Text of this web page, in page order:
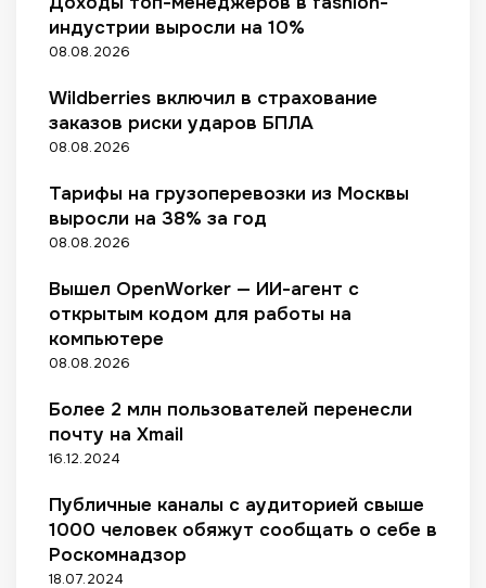
т
е
»
т
р
а
н
ы
е
р
ы
н
а
р
у
м
н
т
а
а
с
ш
р
е
у
д
и
о
р
и
и
i
c
s
а
с
с
а
з
а
о
н
о
в
е
т
д
и
к
е
в
а
р
в
в
к
т
е
а
к
у
ь
е
р
в
и
о
в
щ
к
о
в
у
х
н
у
а
р
о
е
й
в
0
2
5
о
о
р
р
о
г
а
м
м
и
индустрии выросли на 10%
08.08.2026
Wildberries включил в страхование
заказов риски ударов БПЛА
08.08.2026
Тарифы на грузоперевозки из Москвы
выросли на 38% за год
08.08.2026
Вышел OpenWorker — ИИ-агент с
открытым кодом для работы на
компьютере
08.08.2026
Более 2 млн пользователей перенесли
почту на Xmail
16.12.2024
Публичные каналы с аудиторией свыше
1000 человек обяжут сообщать о себе в
Роскомнадзор
18.07.2024